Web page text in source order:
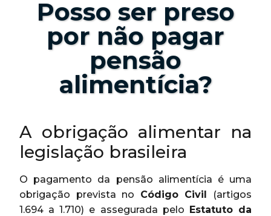
Posso ser preso
por não pagar
pensão
alimentícia?
A obrigação alimentar na
legislação brasileira
O pagamento da pensão alimentícia é uma
obrigação prevista no Código Civil (artigos
1.694 a 1.710) e assegurada pelo Estatuto da